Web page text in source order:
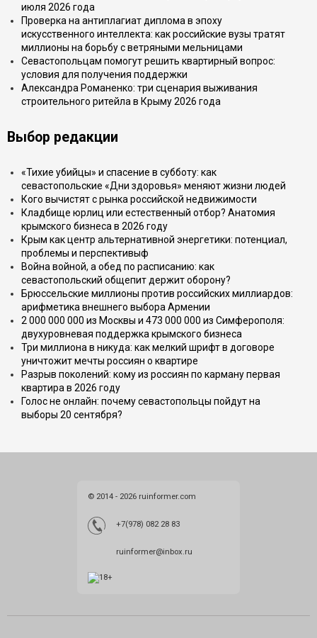
июля 2026 года
Проверка на антиплагиат диплома в эпоху
искусственного интеллекта: как российские вузы тратят
миллионы на борьбу с ветряными мельницами
Севастопольцам помогут решить квартирный вопрос:
условия для получения поддержки
Александра Романенко: три сценария выживания
строительного ритейла в Крыму 2026 года
Выбор редакции
«Тихие убийцы» и спасение в субботу: как
севастопольские «Дни здоровья» меняют жизни людей
Кого вычистят с рынка российской недвижимости
Кладбище юрлиц или естественный отбор? Анатомия
крымского бизнеса в 2026 году
Крым как центр альтернативной энергетики: потенциал,
проблемы и перспективыф
Война войной, а обед по расписанию: как
севастопольский общепит держит оборону?
Брюссельские миллионы против российских миллиардов:
арифметика внешнего выбора Армении
2 000 000 000 из Москвы и 473 000 000 из Симферополя:
двухуровневая поддержка крымского бизнеса
Три миллиона в никуда: как мелкий шрифт в договоре
уничтожит мечты россиян о квартире
Разрыв поколений: кому из россиян по карману первая
квартира в 2026 году
Голос не онлайн: почему севастопольцы пойдут на
выборы 20 сентября?
© 2014 - 2026 ruinformer.com
+7(978) 082 28 83
ruinformer@inbox.ru